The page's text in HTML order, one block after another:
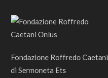
Fondazione Roffredo Caetani
di Sermoneta Ets